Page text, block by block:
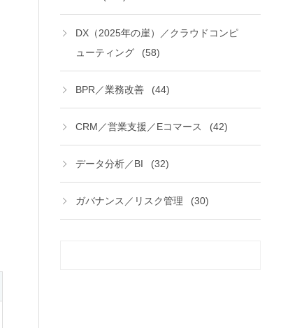
DX（2025年の崖）／クラウドコンピ
ューティング
(58)
BPR／業務改善 (44)
CRM／営業支援／Eコマース (42)
データ分析／BI (32)
ガバナンス／リスク管理 (30)